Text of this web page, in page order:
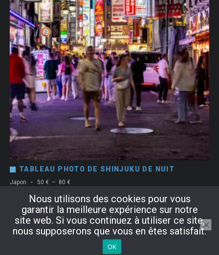
TABLEAU PHOTO DE SHINJUKU DE NUIT
Japon
Choix des options
50 € – 80 €Plage
prix :
50 €
80 €
Copyright © 2024 Alexandre Badot. Tous droits réservés.
Nous utilisons des cookies pour vous
garantir la meilleure expérience sur notre
site web. Si vous continuez à utiliser ce site,
nous supposerons que vous en êtes satisfait.
OK